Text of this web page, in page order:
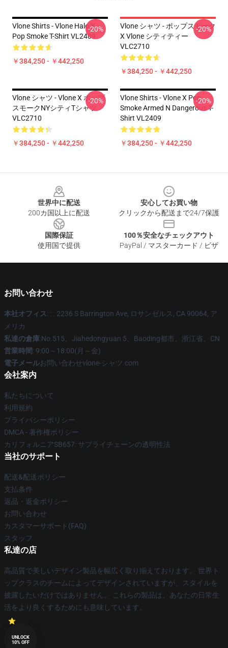
Vlone Shirts - Vlone Halo X
Pop Smoke T-Shirt VL2409
￥384,250 - ￥442,250
-20%
Vlone シャツ - ポップスモーク
X Vlone シティティー
VLC2710
￥384,250 - ￥442,250
-20%
Vlone シャツ - Vlone X ポップ
スモークNYシティTシャツ
VLC2710
￥384,250 - ￥442,250
-20%
Vlone Shirts - Vlone X Pop
Smoke Armed N Dangerous T-
Shirt VL2409
￥384,250 - ￥442,250
-20%
世界中に配送
200カ国以上に配送
安心してお買い物
クリックから配送まで24/7保護
国際保証
使用国で提供
100％安全なチェックアウト
PayPal / マスターカード / ビザ
お問い合わせ
本社オフィス: : : 2236 S Barrington Ave, ロサンゼルス, CA 90064, ア
メリカ
私達の倉庫:No.515、Jiahedongyuan 5、Baoding都市、浙江省、CN
営業時間: 9:00～18:00(月～金)
電子メールお問い合わせvlone-シャツ.com
会社案内
私たちについて
利用規約
プライバシーポリシー
DMCA - 著作権ポリシー
カリフォルニアSB657: サプライチェーンの透明性法
当社のサポート
配送&配送ポリシー
支払条件
返品・返金ポリシー
お問い合わせ
カスタマーサポート(FAQ)
スタッフ
私達の店
高品質で美しいデザイン製品を幅広く取り揃えております。 世界ト
ップクラスのチームによってデザインされていますが、スタイルを
披露したいだけではありません。 これらの製品は、あなたの日常生
活をより良くするためにも意味しています。
UNLOCK
10% OFF